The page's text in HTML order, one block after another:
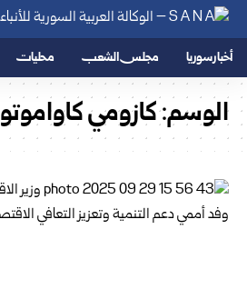
أخبار سوريا مجلس الشعب محليات
الوسم:كازومي كاواموتو